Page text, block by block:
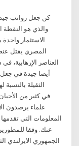
كن جعل رواتب
والذي هو
المصري يقتل
العناصر الإرهابية،
أيضا جيدة في
علماء يرصدون
المعلومات التي
عنك. وفقا
الجمهوري الايرلندي